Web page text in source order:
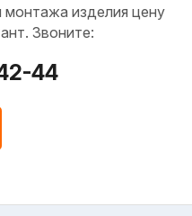
монтажа изделия цену
Звоните:
44